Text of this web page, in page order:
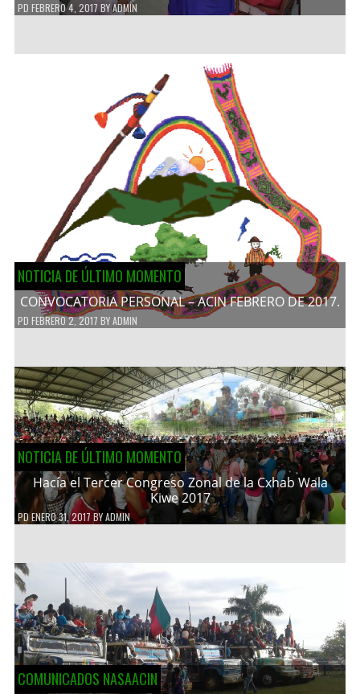
PD FEBRERO 4, 2017 BYADMIN
NOTICIA DE ÚLTIMO MOMENTO
CONVOCATORIA PERSONAL – ACIN FEBRERO DE 2017.
PD FEBRERO 2, 2017 BYADMIN
NOTICIA DE ÚLTIMO MOMENTO
Hacía el Tercer Congreso Zonal de la Cxhab Wala
Kiwe 2017
PDENERO 31, 2017 BYADMIN
COMUNICADOS NASAACIN